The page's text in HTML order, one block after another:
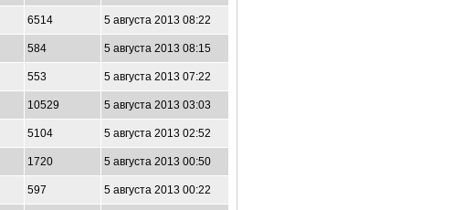
6514 5 августа 2013 08:22
584 5 августа 2013 08:15
553 5 августа 2013 07:22
10529 5 августа 2013 03:03
5104 5 августа 2013 02:52
1720 5 августа 2013 00:50
597 5 августа 2013 00:22